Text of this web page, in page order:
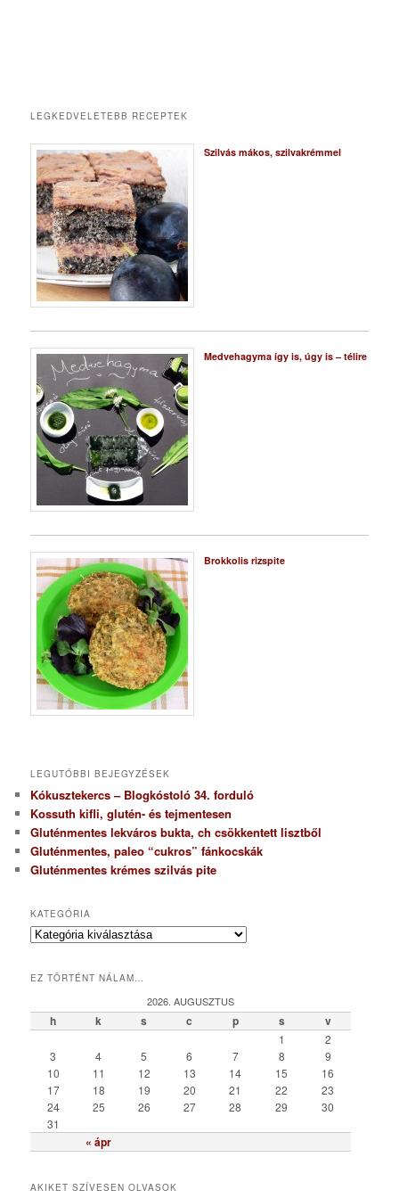
LEGKEDVELETEBB RECEPTEK
Szilvás mákos, szilvakrémmel
Medvehagyma így is, úgy is – télire
Brokkolis rizspite
LEGUTÓBBI BEJEGYZÉSEK
Kókusztekercs – Blogkóstoló 34. forduló
Kossuth kifli, glutén- és tejmentesen
Gluténmentes lekváros bukta, ch csökkentett lisztből
Gluténmentes, paleo “cukros” fánkocskák
Gluténmentes krémes szilvás pite
KATEGÓRIA
K
e
r
EZ TÖRTÉNT NÁLAM…
2026. AUGUSZTUS
h k s c p s v
« ápr
1
2
3
4 5 6 7 8
9
10
11 12 13 14 15
16
17
18 19 20 21 22
23
24
25 26 27 28 29
30
31
AKIKET SZÍVESEN OLVASOK